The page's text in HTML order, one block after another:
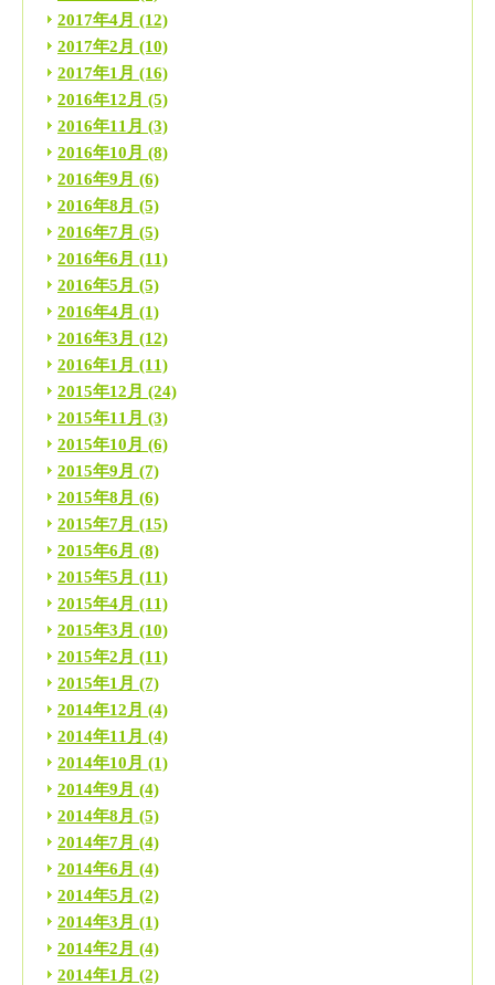
2017年4月 (12)
2017年2月 (10)
2017年1月 (16)
2016年12月 (5)
2016年11月 (3)
2016年10月 (8)
2016年9月 (6)
2016年8月 (5)
2016年7月 (5)
2016年6月 (11)
2016年5月 (5)
2016年4月 (1)
2016年3月 (12)
2016年1月 (11)
2015年12月 (24)
2015年11月 (3)
2015年10月 (6)
2015年9月 (7)
2015年8月 (6)
2015年7月 (15)
2015年6月 (8)
2015年5月 (11)
2015年4月 (11)
2015年3月 (10)
2015年2月 (11)
2015年1月 (7)
2014年12月 (4)
2014年11月 (4)
2014年10月 (1)
2014年9月 (4)
2014年8月 (5)
2014年7月 (4)
2014年6月 (4)
2014年5月 (2)
2014年3月 (1)
2014年2月 (4)
2014年1月 (2)